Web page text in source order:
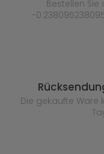
Bestellen
-
Die gekaufte Ware